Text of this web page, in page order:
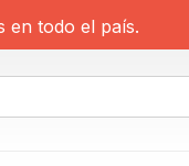
en todo el país.